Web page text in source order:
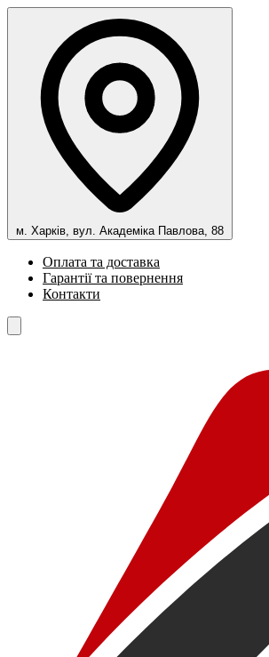
м. Харків, вул. Академіка Павлова, 88
Оплата та доставка
Гарантії та повернення
Контакти